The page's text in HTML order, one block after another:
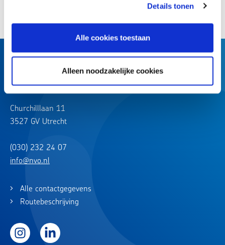
Details tonen
Alle cookies toestaan
Alleen noodzakelijke cookies
Churchilllaan 11
3527 GV Utrecht
(030) 232 24 07
info@nvo.nl
Alle contactgegevens
Routebeschrijving
InstagramLinkedIn